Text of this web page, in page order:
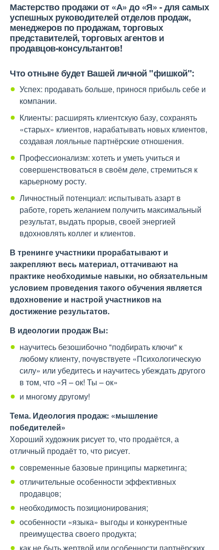
Мастерство продажи от «А» до «Я» - для самых
успешных руководителей отделов продаж,
менеджеров по продажам, торговых
представителей, торговых агентов и
продавцов-консультантов!
Что отныне будет Вашей личной "фишкой":
Успех: продавать больше, принося прибыль себе и
компании.
Клиенты: расширять клиентскую базу, сохранять
«старых» клиентов, нарабатывать новых клиентов,
создавая лояльные партнёрские отношения.
Профессионализм: хотеть и уметь учиться и
совершенствоваться в своём деле, стремиться к
карьерному росту.
Личностный потенциал: испытывать азарт в
работе, гореть желанием получить максимальный
результат, выдать прорыв, своей энергией
вдохновлять коллег и клиентов.
В тренинге участники прорабатывают и
закрепляют весь материал, оттачивают на
практике необходимые навыки, но обязательным
условием проведения такого обучения является
вдохновение и настрой участников на
достижение результатов.
В идеологии продаж Вы:
научитесь безошибочно "подбирать ключи" к
любому клиенту, почувствуете «Психологическую
силу» или убедитесь и научитесь убеждать другого
в том, что «Я – ок! Ты – ок»
и многому другому!
Тема. Идеология продаж: «мышление
победителей»
Хороший художник рисует то, что продаётся, а
отличный продаёт то, что рисует.
современные базовые принципы маркетинга;
отличительные особенности эффективных
продавцов;
необходимость позиционирования;
особенности «языка» выгоды и конкурентные
преимущества своего продукта;